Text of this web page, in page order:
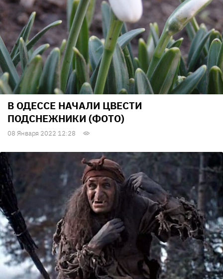
В ОДЕССЕ НАЧАЛИ ЦВЕСТИ
ПОДСНЕЖНИКИ (ФОТО)
08 Января 2022 12:28